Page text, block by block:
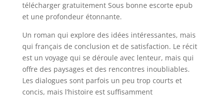
télécharger gratuitement Sous bonne escorte epub
et une profondeur étonnante.
Un roman qui explore des idées intéressantes, mais
qui français de conclusion et de satisfaction. Le récit
est un voyage qui se déroule avec lenteur, mais qui
offre des paysages et des rencontres inoubliables.
Les dialogues sont parfois un peu trop courts et
concis, mais l’histoire est suffisamment